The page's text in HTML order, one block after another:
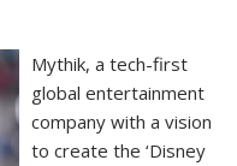
Mythik, a tech-first
global entertainment
company with a vision
to create the ‘Disney